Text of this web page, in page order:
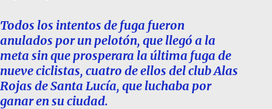
Todos los intentos de fuga fueron
anulados por un pelotón, que llegó a la
meta sin que prosperara la última fuga de
nueve ciclistas, cuatro de ellos del club Alas
Rojas de Santa Lucía, que luchaba por
ganar en su ciudad.